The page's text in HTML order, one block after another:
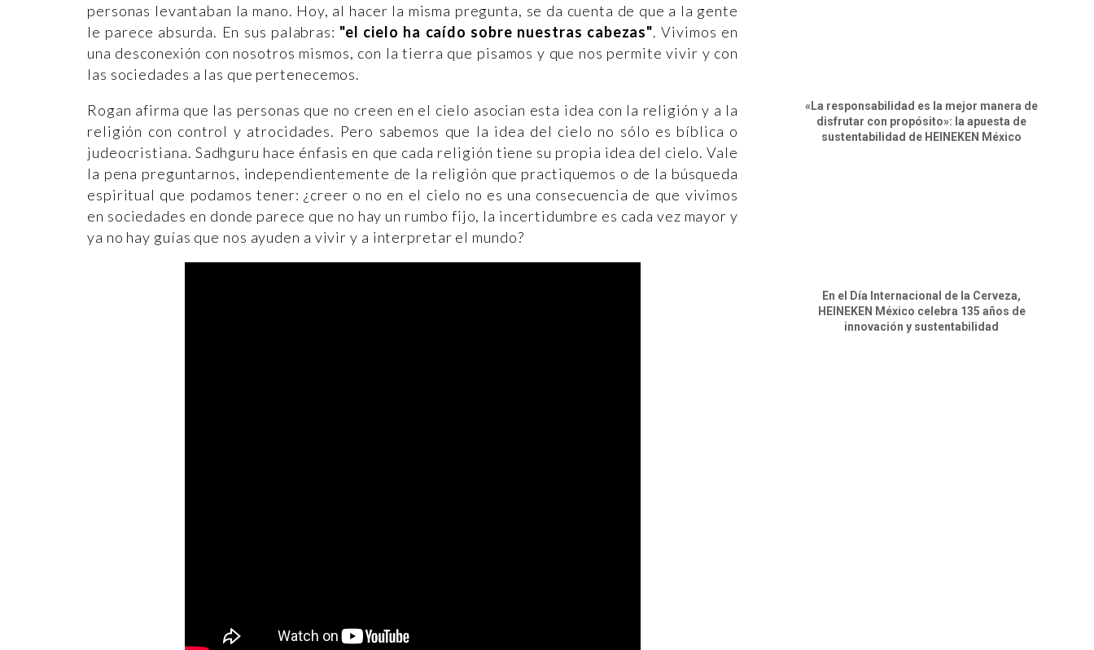
personas levantaban la mano. Hoy, al hacer la misma pregunta, se da cuenta de que a la gente
le parece absurda. En sus palabras: "el cielo ha caído sobre nuestras cabezas". Vivimos en
una desconexión con nosotros mismos, con la tierra que pisamos y que nos permite vivir y con
las sociedades a las que pertenecemos.
Rogan afirma que las personas que no creen en el cielo asocian esta idea con la religión y a la
religión con control y atrocidades. Pero sabemos que la idea del cielo no sólo es bíblica o
judeocristiana. Sadhguru hace énfasis en que cada religión tiene su propia idea del cielo. Vale
la pena preguntarnos, independientemente de la religión que practiquemos o de la búsqueda
espiritual que podamos tener: ¿creer o no en el cielo no es una consecuencia de que vivimos
en sociedades en donde parece que no hay un rumbo fijo, la incertidumbre es cada vez mayor y
ya no hay guías que nos ayuden a vivir y a interpretar el mundo?
«La responsabilidad es la mejor manera de
disfrutar con propósito»: la apuesta de
sustentabilidad de HEINEKEN México
En el Día Internacional de la Cerveza,
HEINEKEN México celebra 135 años de
innovación y sustentabilidad